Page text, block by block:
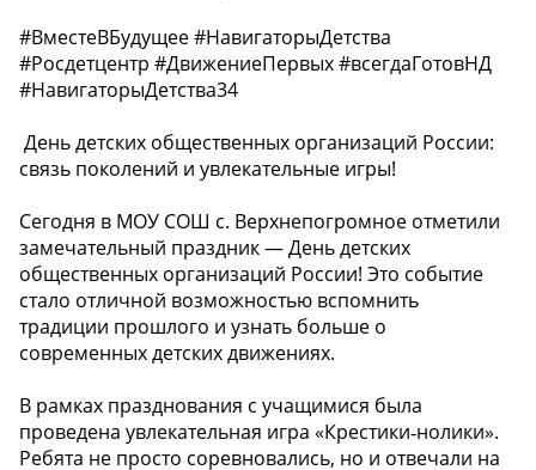
#ВместеВБудущее #НавигаторыДетства
#Росдетцентр #ДвижениеПервых #всегдаГотовНД
#НавигаторыДетства34
День детских общественных организаций России:
связь поколений и увлекательные игры!
Сегодня в МОУ СОШ с. Верхнепогромное отметили
замечательный праздник — День детских
общественных организаций России! Это событие
стало отличной возможностью вспомнить
традиции прошлого и узнать больше о
современных детских движениях.
В рамках празднования с учащимися была
проведена увлекательная игра «Крестики‑нолики».
Ребята не просто соревновались, но и отвечали на